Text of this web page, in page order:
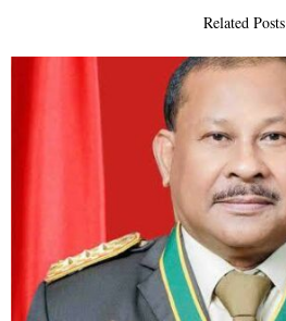
Related Posts